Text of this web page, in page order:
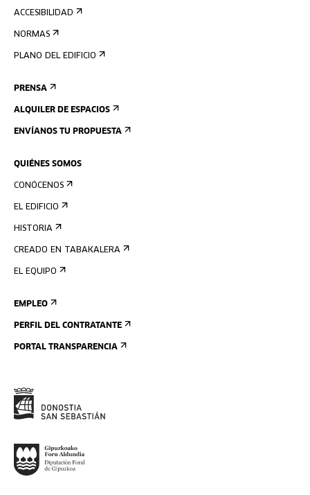
ACCESIBILIDAD
NORMAS
PLANO DEL EDIFICIO
PRENSA
ALQUILER DE ESPACIOS
ENVÍANOS TU PROPUESTA
QUIÉNES SOMOS
CONÓCENOS
EL EDIFICIO
HISTORIA
CREADO EN TABAKALERA
EL EQUIPO
EMPLEO
PERFIL DEL CONTRATANTE
PORTAL TRANSPARENCIA